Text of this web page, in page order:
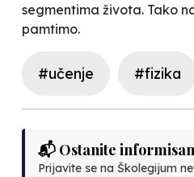
segmentima života. Tako
pamtimo.
#učenje #fizika
📬 Ostanite
Prijavite se na Školegijum